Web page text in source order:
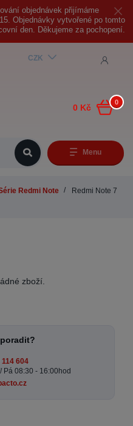
objednávek přijímáme
Objednávky vytvořené po tomto
den. Děkujeme za pochopení.
Menu
CZK
0
0 Kč
Redmi Note
Redmi Note 7
zboží.
604
Pá 08:30 - 16:00hod